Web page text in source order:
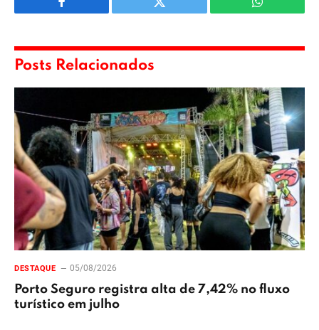
Facebook Twitter WhatsApp
Posts Relacionados
DESTAQUE 05/08/2026
Porto Seguro registra alta de 7,42% no fluxo
turístico em julho